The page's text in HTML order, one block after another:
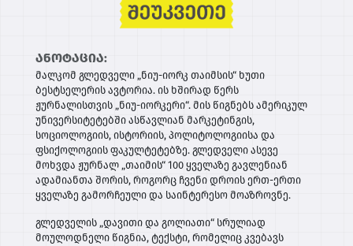
ანოტაცია:
მალკომ გლედველი „ნიუ-იორკ თაიმსის“ ხუთი
ბესტსელერის ავტორია. ის ხშირად წერს
ჟურნალისთვის „ნიუ-იორკერი“. მის წიგნებს ამერიკულ
უნივერსიტეტებში ასწავლიან მარკეტინგის,
სოციოლოგიის, ისტორიის, პოლიტოლოგიისა და
ფსიქოლოგიის ფაკულტეტებზე. გლედველი ასევე
მოხვდა ჟურნალ „თაიმის“ 100 ყველაზე გავლენიან
ადამიანთა შორის, როგორც ჩვენი დროის ერთ-ერთი
ყველაზე გამორჩეული და საინტერესო მოაზროვნე.
გლედველის „დავითი და გოლიათი“ სრულიად
მოულოდნელი წიგნია, ტექსტი, რომელიც კვებავს